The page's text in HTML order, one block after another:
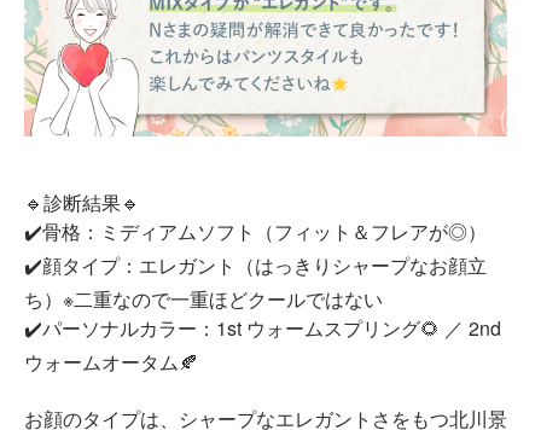
🔹診断結果🔹
✔️骨格：ミディアムソフト（フィット＆フレアが◎）
✔️顔タイプ：エレガント（はっきりシャープなお顔立
ち）※二重なので一重ほどクールではない
✔️パーソナルカラー：1st ウォームスプリング🌻 ／ 2nd
ウォームオータム🍂
お顔のタイプは、シャープなエレガントさをもつ北川景